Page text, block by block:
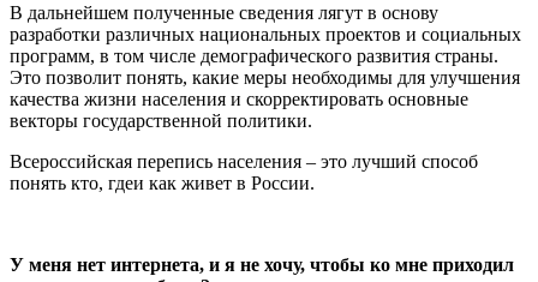
В дальнейшем полученные сведения лягут в основу
разработки различных национальных проектов и социальных
программ, в том числе демографического развития страны.
Это позволит понять, какие меры необходимы для улучшения
качества жизни населения и скорректировать основные
векторы государственной политики.
Всероссийская перепись населения – это лучший способ
понять кто, гдеи как живет в России.
У меня нет интернета, и я не хочу, чтобы ко мне приходил